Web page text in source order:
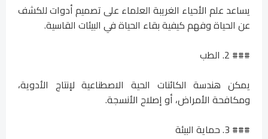
يساعد علم الأحياء الغريبة العلماء على تصميم أدوات للكشف
عن الحياة وفهم كيفية بقاء الحياة في البيئات القاسية.
### 2. الطب
يمكن هندسة الكائنات الحية الاصطناعية لإنتاج الأدوية،
ومكافحة الأمراض، أو إصلاح الأنسجة.
### 3. حماية البيئة